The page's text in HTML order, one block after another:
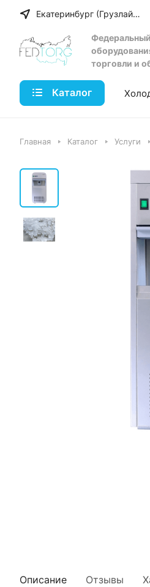
Екатеринбург (Грузлайн)
торговли и
Каталог
Главная Каталог Услуги
Описание Отзывы